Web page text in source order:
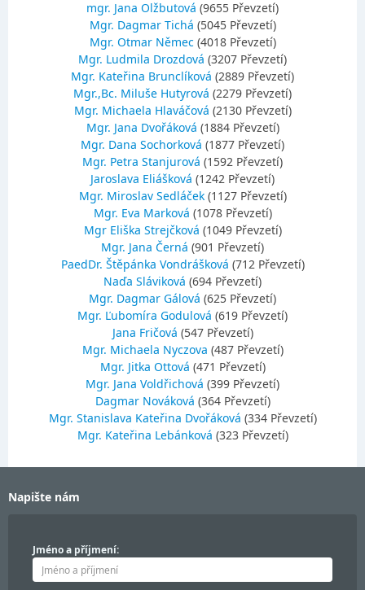
mgr. Jana Olžbutová (9655 Převzetí)
Mgr. Dagmar Tichá (5045 Převzetí)
Mgr. Otmar Němec (4018 Převzetí)
Mgr. Ludmila Drozdová (3207 Převzetí)
Mgr. Kateřina Brunclíková (2889 Převzetí)
Mgr.,Bc. Miluše Hutyrová (2279 Převzetí)
Mgr. Michaela Hlaváčová (2130 Převzetí)
Mgr. Jana Dvořáková (1884 Převzetí)
Mgr. Dana Sochorková (1877 Převzetí)
Mgr. Petra Stanjurová (1592 Převzetí)
Jaroslava Eliášková (1242 Převzetí)
Mgr. Miroslav Sedláček (1127 Převzetí)
Mgr. Eva Marková (1078 Převzetí)
Mgr Eliška Strejčková (1049 Převzetí)
Mgr. Jana Černá (901 Převzetí)
PaedDr. Štěpánka Vondrášková (712 Převzetí)
Naďa Sláviková (694 Převzetí)
Mgr. Dagmar Gálová (625 Převzetí)
Mgr. Ľubomíra Godulová (619 Převzetí)
Jana Fričová (547 Převzetí)
Mgr. Michaela Nyczova (487 Převzetí)
Mgr. Jitka Ottová (471 Převzetí)
Mgr. Jana Voldřichová (399 Převzetí)
Dagmar Nováková (364 Převzetí)
Mgr. Stanislava Kateřina Dvořáková (334 Převzetí)
Mgr. Kateřina Lebánková (323 Převzetí)
Napište nám
Jméno a příjmení: